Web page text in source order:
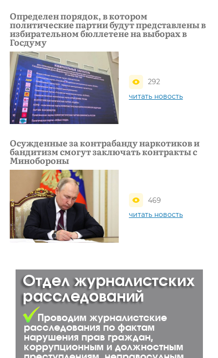
Определен порядок, в котором
политические партии будут представлены в
избирательном бюллетене на выборах в
Госдуму
292
читать новость
Осужденные за контрабанду наркотиков и
бандитизм смогут заключать контракты с
Минобороны
469
читать новость